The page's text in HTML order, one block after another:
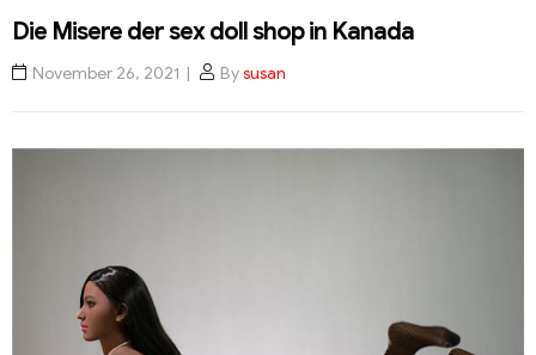
Die Misere der sex doll shop in Kanada
November 26, 2021 Bysusan